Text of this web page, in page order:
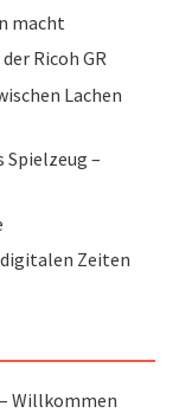
macht
Ricoh GR
Lachen
–
digitalen Zeiten
Willkommen